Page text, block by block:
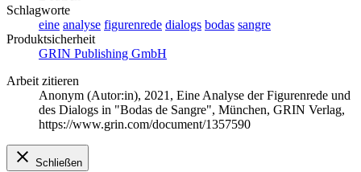
Schlagworte
eine analyse figurenrede dialogs bodas sangre
Produktsicherheit
GRIN Publishing GmbH
Arbeit zitieren
Anonym (Autor:in), 2021, Eine Analyse der Figurenrede und
des Dialogs in "Bodas de Sangre", München, GRIN Verlag,
https://www.grin.com/document/1357590
Schließen